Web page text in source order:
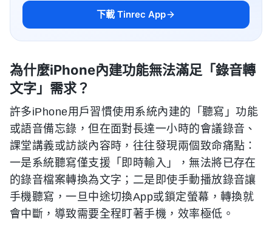
下載 Tinrec App
為什麼iPhone內建功能無法滿足「錄音轉
文字」需求？
許多iPhone用戶習慣使用系統內建的「聽寫」功能
或語音備忘錄，但在面對長達一小時的會議錄音、
課堂講義或訪談內容時，往往發現兩個致命痛點：
一是系統聽寫僅支援「即時輸入」，無法將已存在
的錄音檔案轉換為文字；二是即使手動播放錄音讓
手機聽寫，一旦中途切換App或鎖定螢幕，轉換就
會中斷，導致需要全程盯著手機，效率極低。